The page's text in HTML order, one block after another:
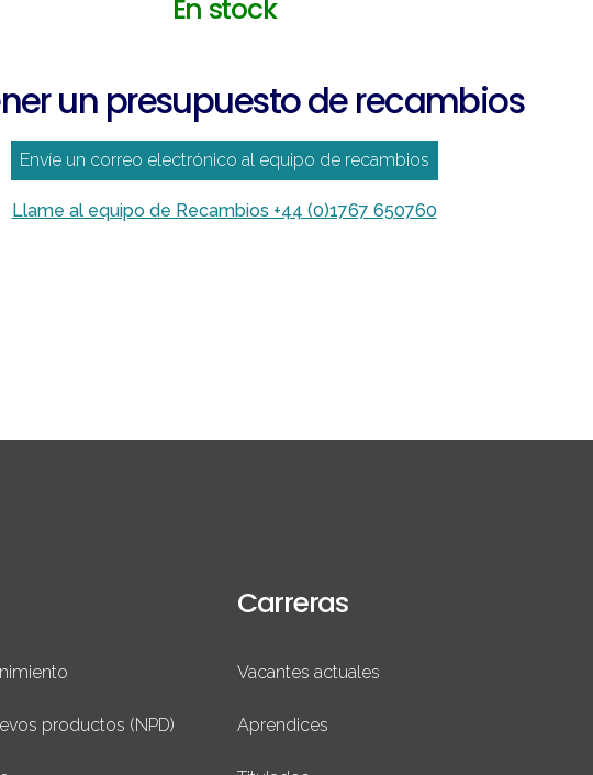
En stock
un presupuesto de recambios
Envíe un correo electrónico al equipo de recambios
Llame al equipo de Recambios +44 (0)1767 650760
productos (NPD)
Carreras
Vacantes actuales
Aprendices